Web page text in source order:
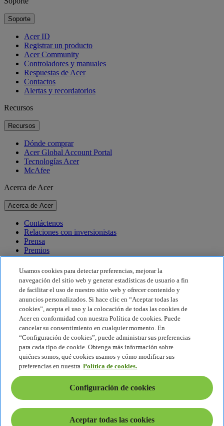
Soporte
Acer ID
Registrar un producto
Acer Community
Controladores y manuales
Respuestas de Acer
Contactos
Alertas y recordatorios
Recursos
Recursos
Dónde comprar
Acer Global Account Portal
Tecnologías Acer
McAfee
Acerca de Acer
Acerca de Acer
Contáctenos
Relaciones con inversionistas
Prensa
Premios
Eventos
Sostenibilidad
Sostenibilidad
Responsabilidad social corporativa
Huella de carbono del producto
Proyecto Humanity
Earthion
Política de privacidad
Política de cookies
Aviso legal
Información legal adicional
Política de accesibilidad
Configuración de cookies
América Latina - Español
Usamos cookies para detectar preferencias, mejorar la
navegación del sitio web y generar estadísticas de usuario a fin
de facilitar el uso de nuestro sitio web y ofrecer contenido y
anuncios personalizados. Si hace clic en “Aceptar todas las
cookies”, acepta el uso y la colocación de todas las cookies de
Acer en conformidad con nuestra Política de cookies. Puede
cancelar su consentimiento en cualquier momento. En
“Configuración de cookies”, puede administrar sus preferencias
para cada tipo de cookie. Obtenga más información sobre
quiénes somos, qué cookies usamos y cómo modificar sus
preferencias en nuestra Política de cookies.
Configuración de cookies
Aceptar todas las cookies